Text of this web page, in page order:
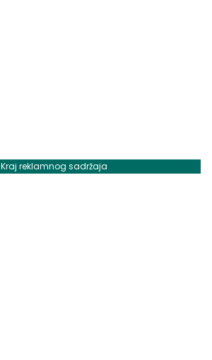
Kraj reklamnog sadržaja